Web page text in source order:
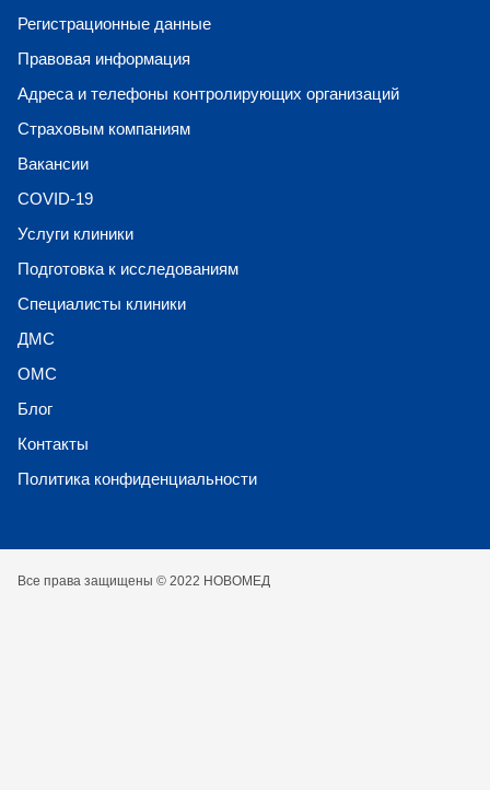
Регистрационные данные
Правовая информация
Адреса и телефоны контролирующих организаций
Страховым компаниям
Вакансии
COVID-19
Услуги клиники
Подготовка к исследованиям
Специалисты клиники
ДМС
ОМС
Блог
Контакты
Политика конфиденциальности
Все права защищены © 2022 НОВОМЕД